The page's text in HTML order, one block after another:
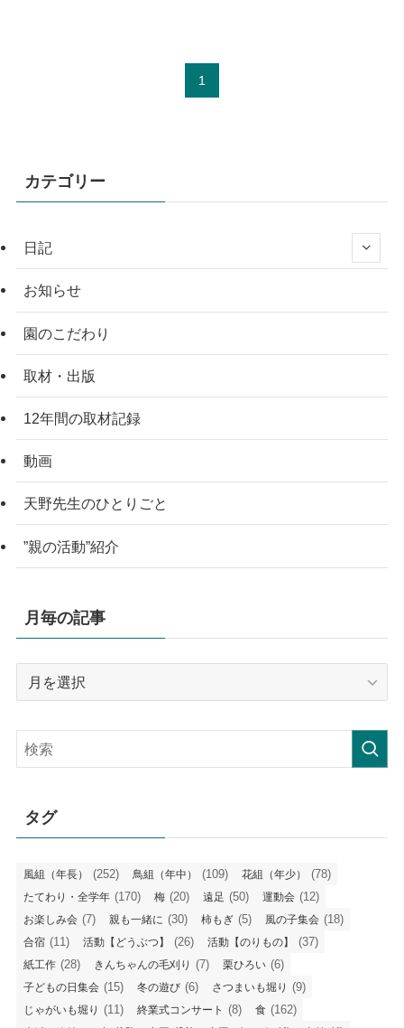
1
カテゴリー
日記
お知らせ
園のこだわり
取材・出版
12年間の取材記録
動画
天野先生のひとりごと
”親の活動”紹介
月毎の記事
記
事
タグ
風組（年長） (252) 鳥組（年中） (109) 花組（年少） (78)
たてわり・全学年 (170) 梅 (20) 遠足 (50) 運動会 (12)
お楽しみ会 (7) 親も一緒に (30) 柿もぎ (5) 風の子集会 (18)
合宿 (11) 活動【どうぶつ】 (26) 活動【のりもの】 (37)
紙工作 (28) きんちゃんの毛刈り (7) 栗ひろい (6)
子どもの日集会 (15) 冬の遊び (6) さつまいも堀り (9)
じゃがいも堀り (11) 終業式コンサート (8) 食 (162)